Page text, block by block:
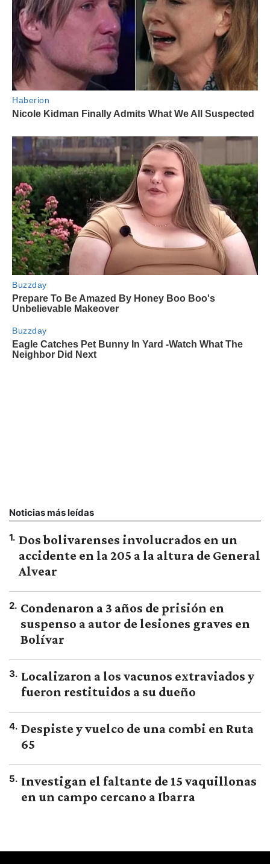
Noticias más leídas
1. Dos bolivarenses involucrados en un
accidente en la 205 a la altura de General
Alvear
2. Condenaron a 3 años de prisión en
suspenso a autor de lesiones graves en
Bolívar
3. Localizaron a los vacunos extraviados y
fueron restituidos a su dueño
4. Despiste y vuelco de una combi en Ruta
65
5. Investigan el faltante de 15 vaquillonas
en un campo cercano a Ibarra